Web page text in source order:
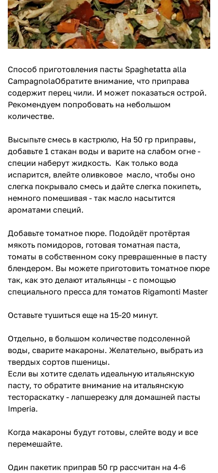
Способ приготовления пасты Spaghetatta alla
CampagnolaОбратите внимание, что приправа
содержит перец чили. И может показаться острой.
Рекомендуем попробовать на небольшом
количестве.
Высыпьте смесь в кастрюлю, На 50 гр приправы,
добавьте 1 стакан воды и варите на слабом огне -
специи наберут жидкость. Как только вода
испарится, влейте оливковое масло, чтобы оно
слегка покрывало смесь и дайте слегка покипеть,
немного помешивая - так масло насытится
ароматами специй.
Добавьте томатное пюре. Подойдёт протёртая
мякоть помидоров, готовая томатная паста,
томаты в собственном соку преврашенные в пасту
блендером. Вы можете приготовить томатное пюре
так, как это делают итальянцы - с помощью
специального пресса для томатов Rigamonti Master
Оставьте тушиться еще на 15-20 минут.
Отдельно, в большом количестве подсоленной
воды, cварите макароны. Желательно, выбрать из
твердых сортов пшеницы.
Если вы хотите сделать идеальную итальянскую
пасту, то обратите внимание на итальянскую
тестораскатку - лапшерезку для домашней пасты
Imperia.
Когда макароны будут готовы, слейте воду и все
перемешайте.
Один пакетик приправ 50 гр рассчитан на 4-6